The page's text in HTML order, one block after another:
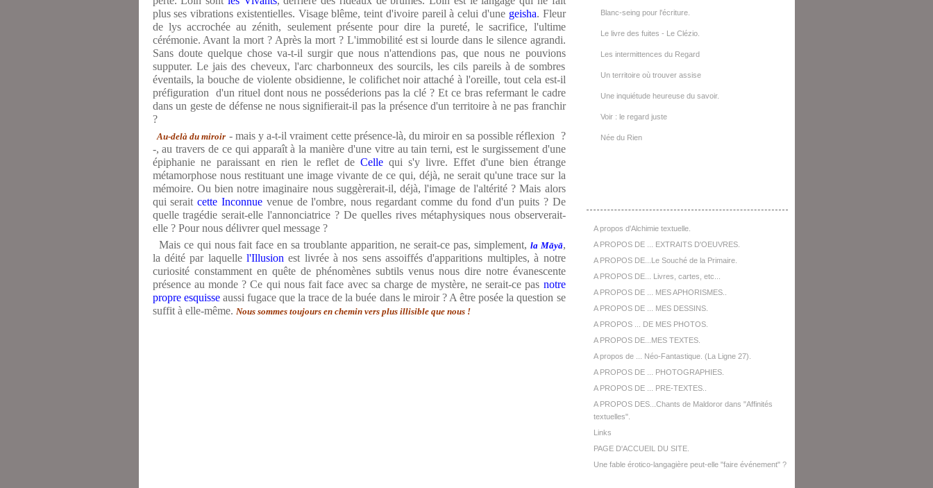
plus ses vibrations existentielles. Visage blême, teint d'ivoire pareil à celui d'une geisha. Fleur
de lys accrochée au zénith, seulement présente pour dire la pureté, le sacrifice, l'ultime
cérémonie. Avant la mort ? Après la mort ? L'immobilité est si lourde dans le silence agrandi.
Sans doute quelque chose va-t-il surgir que nous n'attendions pas, que nous ne pouvions
supputer. Le jais des cheveux, l'arc charbonneux des sourcils, les cils pareils à de sombres
éventails, la bouche de violente obsidienne, le colifichet noir attaché à l'oreille, tout cela est-il
préfiguration d'un rituel dont nous ne posséderions pas la clé ? Et ce bras refermant le cadre
dans un geste de défense ne nous signifierait-il pas la présence d'un territoire à ne pas franchir
?
Au-delà du miroir - mais y a-t-il vraiment cette présence-là, du miroir en sa possible réflexion ?
-, au travers de ce qui apparaît à la manière d'une vitre au tain terni, est le surgissement d'une
épiphanie ne paraissant en rien le reflet de Cellequi s'y livre. Effet d'une bien étrange
métamorphose nous restituant une image vivante de ce qui, déjà, ne serait qu'une trace sur la
mémoire. Ou bien notre imaginaire nous suggèrerait-il, déjà, l'image de l'altérité ? Mais alors
qui seraitcette Inconnuevenue de l'ombre, nous regardant comme du fond d'un puits ? De
quelle tragédie serait-elle l'annonciatrice ? De quelles rives métaphysiques nous observerait-
elle ? Pour nous délivrer quel message ?
Mais ce qui nous fait face en sa troublante apparition, ne serait-ce pas, simplement, la Māyā,
la déité par laquelle l'Illusion est livrée à nos sens assoiffés d'apparitions multiples, à notre
curiosité constamment en quête de phénomènes subtils venus nous dire notre évanescente
présence au monde ? Ce qui nous fait face avec sa charge de mystère, ne serait-ce pas notre
propre esquisseaussi fugace que la trace de la buée dans le miroir ? A être posée la question se
suffit à elle-même. Nous sommes toujours en chemin vers plus illisible que nous !
Blanc-seing pour l'écriture.
Le livre des fuites - Le Clézio.
Les intermittences du Regard
Un territoire où trouver assise
Une inquiétude heureuse du savoir.
Voir : le regard juste
Née du Rien
A propos d'Alchimie textuelle.
A PROPOS DE ... EXTRAITS D'OEUVRES.
A PROPOS DE...Le Souché de la Primaire.
A PROPOS DE... Livres, cartes, etc...
A PROPOS DE ... MES APHORISMES..
A PROPOS DE ... MES DESSINS.
A PROPOS ... DE MES PHOTOS.
A PROPOS DE...MES TEXTES.
A propos de ... Néo-Fantastique. (La Ligne 27).
A PROPOS DE ... PHOTOGRAPHIES.
A PROPOS DE ... PRE-TEXTES..
A PROPOS DES...Chants de Maldoror dans "Affinités
textuelles".
Links
PAGE D'ACCUEIL DU SITE.
Une fable érotico-langagière peut-elle "faire événement" ?